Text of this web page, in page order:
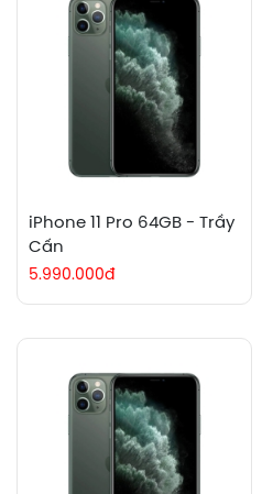
iPhone 11 Pro 64GB - Trầy
Cấn
5.990.000đ